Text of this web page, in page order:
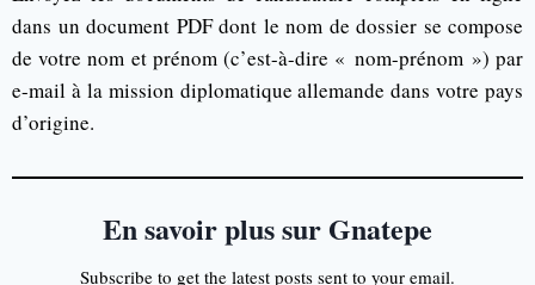
dans un document PDF dont le nom de dossier se compose
de votre nom et prénom (c’est-à-dire « nom-prénom ») par
e-mail à la mission diplomatique allemande dans votre pays
d’origine.
En savoir plus sur Gnatepe
Subscribe to get the latest posts sent to your email.